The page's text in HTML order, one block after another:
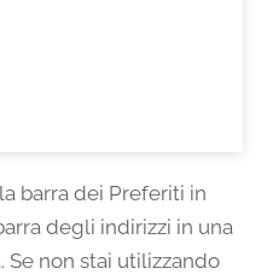
barra dei Preferiti in
degli indirizzi in una
Se non stai utilizzando